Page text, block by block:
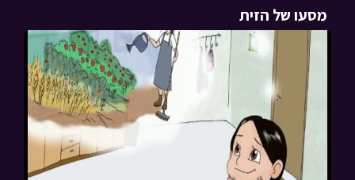
מסעו של הזית